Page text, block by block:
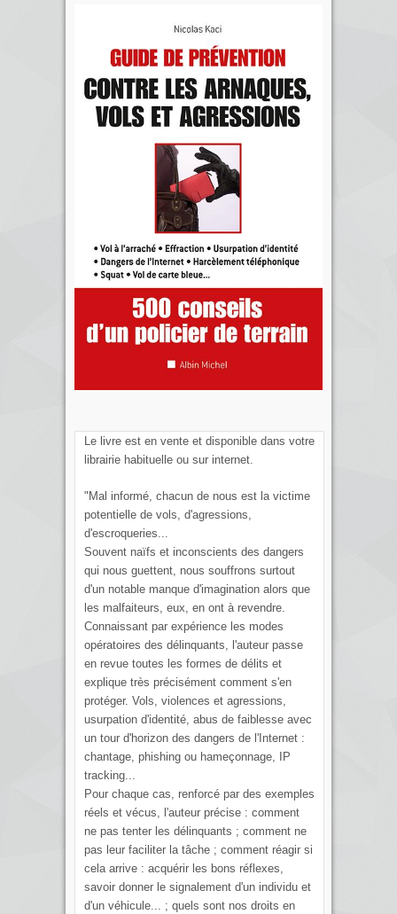
Le livre est en vente et disponible dans votre
librairie habituelle ou sur internet.
"Mal informé, chacun de nous est la victime
potentielle de vols, d'agressions,
d'escroqueries...
Souvent naïfs et inconscients des dangers
qui nous guettent, nous souffrons surtout
d'un notable manque d'imagination alors que
les malfaiteurs, eux, en ont à revendre.
Connaissant par expérience les modes
opératoires des délinquants, l'auteur passe
en revue toutes les formes de délits et
explique très précisément comment s'en
protéger. Vols, violences et agressions,
usurpation d'identité, abus de faiblesse avec
un tour d'horizon des dangers de l'Internet :
chantage, phishing ou hameçonnage, IP
tracking...
Pour chaque cas, renforcé par des exemples
réels et vécus, l'auteur précise : comment
ne pas tenter les délinquants ; comment ne
pas leur faciliter la tâche ; comment réagir si
cela arrive : acquérir les bons réflexes,
savoir donner le signalement d'un individu et
d'un véhicule... ; quels sont nos droits en